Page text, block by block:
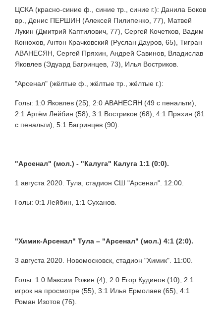
ЦСКА (красно-синие ф., синие тр., синие г.): Данила Боков
вр., Денис ПЕРШИН (Алексей Пилипенко, 77), Матвей
Лукин (Дмитрий Каптилович, 77), Сергей Кочетков, Вадим
Конюхов, Антон Крачковский (Руслан Дауров, 65), Тигран
АВАНЕСЯН, Сергей Пряхин, Андрей Савинов, Владислав
Яковлев (Эдуард Багринцев, 73), Илья Востриков.
"Арсенал" (жёлтые ф., жёлтые тр., жёлтые г.):
Голы: 1:0 Яковлев (25), 2:0 АВАНЕСЯН (49 с пенальти),
2:1 Артём Лейбин (58), 3:1 Востриков (68), 4:1 Пряхин (81
с пенальти), 5:1 Багринцев (90).
"Арсенал" (мол.) - "Калуга" Калуга 1:1 (0:0).
1 августа 2020. Тула, стадион СШ "Арсенал". 12:00.
Голы: 0:1 Лейбин, 1:1 Суханов.
"Химик-Арсенал" Тула – "Арсенал" (мол.) 4:1 (2:0).
3 августа 2020. Новомосковск, стадион "Химик". 11:00.
Голы: 1:0 Максим Рожин (4), 2:0 Егор Кудинов (10), 2:1
игрок на просмотре (55), 3:1 Илья Ермолаев (65), 4:1
Роман Изотов (76).